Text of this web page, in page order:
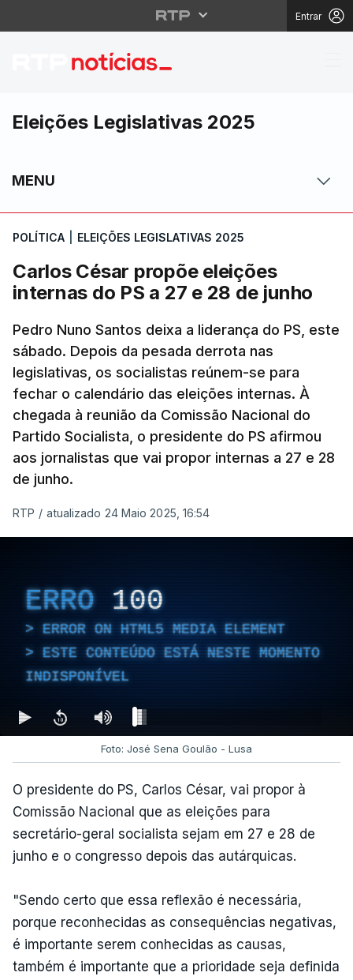
Entrar
Carlos César propõe
Eleições Legislativas 2025
MENU
POLÍTICA ELEIÇÕES LEGISLATIVAS 2025
Carlos César propõe eleições
internas do PS a 27 e 28 de junho
Pedro Nuno Santos deixa a liderança do PS, este
sábado. Depois da pesada derrota nas
legislativas, os socialistas reúnem-se para
fechar o calendário das eleições internas. À
chegada à reunião da Comissão Nacional do
Partido Socialista, o presidente do PS afirmou
aos jornalistas que vai propor internas a 27 e 28
de junho.
RTP / atualizado 24 Maio 2025, 16:54
ERRO 100
ERROR ON HTML5 MEDIA ELEMENT
ESTE CONTEÚDO ESTÁ NESTE MOMENTO
INDISPONÍVEL
Foto: José Sena Goulão - Lusa
O presidente do PS, Carlos César, vai propor à
Comissão Nacional que as eleições para
secretário-geral socialista sejam em 27 e 28 de
junho e o congresso depois das autárquicas.
"Sendo certo que essa reflexão é necessária,
porque reconhecidas as consequências negativas,
é importante serem conhecidas as causas,
também é importante que a prioridade seja definida